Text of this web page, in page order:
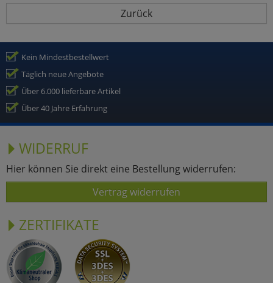
Zurück
Kein Mindestbestellwert
Täglich neue Angebote
Über 6.000 lieferbare Artikel
Über 40 Jahre Erfahrung
WIDERRUF
Hier können Sie direkt eine Bestellung widerrufen:
Vertrag widerrufen
ZERTIFIKATE